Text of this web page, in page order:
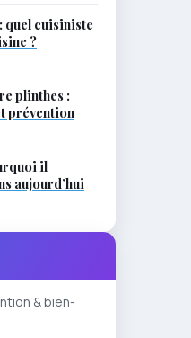
quel cuisiniste
?
plinthes :
prévention
il
aujourd’hui
& bien-